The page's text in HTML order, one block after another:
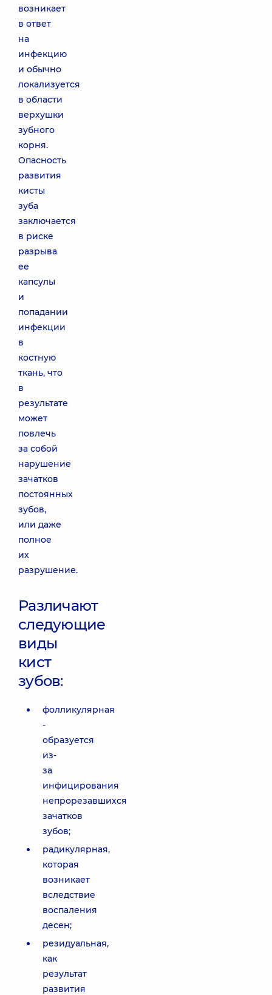
возникает
в ответ
на
инфекцию
и обычно
локализуется
в области
верхушки
зубного
корня.
Опасность
развития
кисты
зуба
заключается
в риске
разрыва
ее
капсулы
и
попадании
инфекции
в
костную
ткань, что
в
результате
может
повлечь
за собой
нарушение
зачатков
постоянных
зубов,
или даже
полное
их
разрушение.
Различают
следующие
виды
кист
зубов:
фолликулярная
-
образуется
из-
за
инфицирования
непрорезавшихся
зачатков
зубов;
радикулярная,
которая
возникает
вследствие
воспаления
десен;
резидуальная,
как
результат
развития